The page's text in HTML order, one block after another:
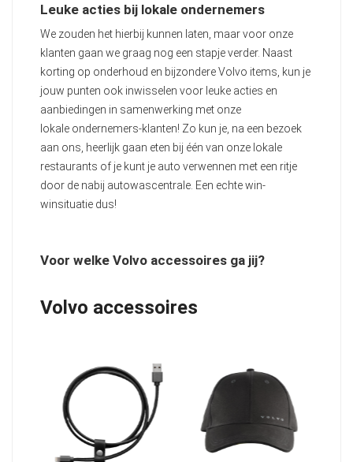
Leuke acties bij lokale ondernemers
We zouden het hierbij kunnen laten, maar voor onze
klanten gaan we graag nog een stapje verder. Naast
korting op onderhoud en bijzondere Volvo items, kun je
jouw punten ook inwisselen voor leuke acties en
aanbiedingen in samenwerking met onze
lokale ondernemers-klanten! Zo kun je, na een bezoek
aan ons, heerlijk gaan eten bij één van onze lokale
restaurants of je kunt je auto verwennen met een ritje
door de nabij autowascentrale. Een echte win-
winsituatie dus!
Voor welke Volvo accessoires ga jij?
Volvo accessoires